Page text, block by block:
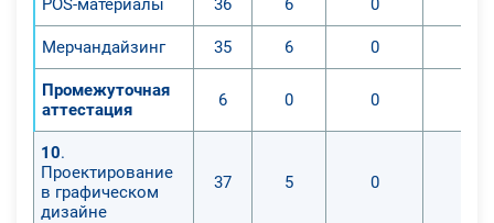
POS-материалы 36 6 0
Мерчандайзинг 35 6 0
Промежуточная
аттестация
6 0 0
10.
Проектирование
в графическом
дизайне
37 5 0